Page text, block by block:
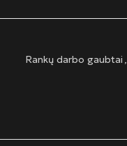
Rankų darbo gaubtai ,